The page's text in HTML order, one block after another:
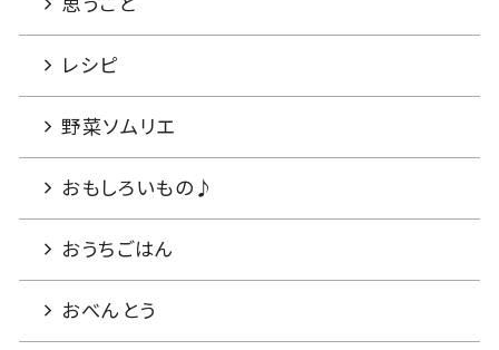
レシピ
野菜ソムリエ
おもしろいもの♪
おうちごはん
おべんとう